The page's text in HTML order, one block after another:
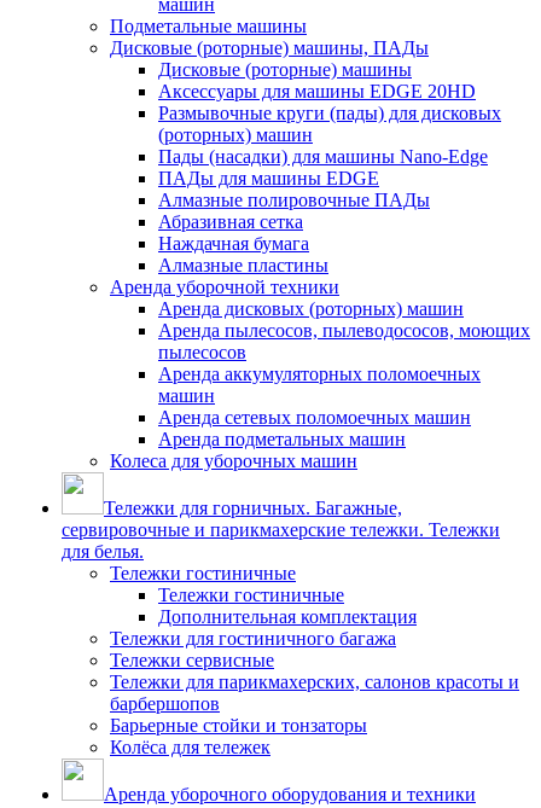
машин
Подметальные машины
Дисковые (роторные) машины, ПАДы
Дисковые (роторные) машины
Аксессуары для машины EDGE 20HD
Размывочные круги (пады) для дисковых
(роторных) машин
Пады (насадки) для машины Nano-Edge
ПАДы для машины EDGE
Алмазные полировочные ПАДы
Абразивная сетка
Наждачная бумага
Алмазные пластины
Аренда уборочной техники
Аренда дисковых (роторных) машин
Аренда пылесосов, пылеводососов, моющих
пылесосов
Аренда аккумуляторных поломоечных
машин
Аренда сетевых поломоечных машин
Аренда подметальных машин
Колеса для уборочных машин
Тележки для горничных. Багажные,
сервировочные и парикмахерские тележки. Тележки
для белья.
Тележки гостиничные
Тележки гостиничные
Дополнительная комплектация
Тележки для гостиничного багажа
Тележки сервисные
Тележки для парикмахерских, салонов красоты и
барбершопов
Барьерные стойки и тонзаторы
Колёса для тележек
Аренда уборочного оборудования и техники